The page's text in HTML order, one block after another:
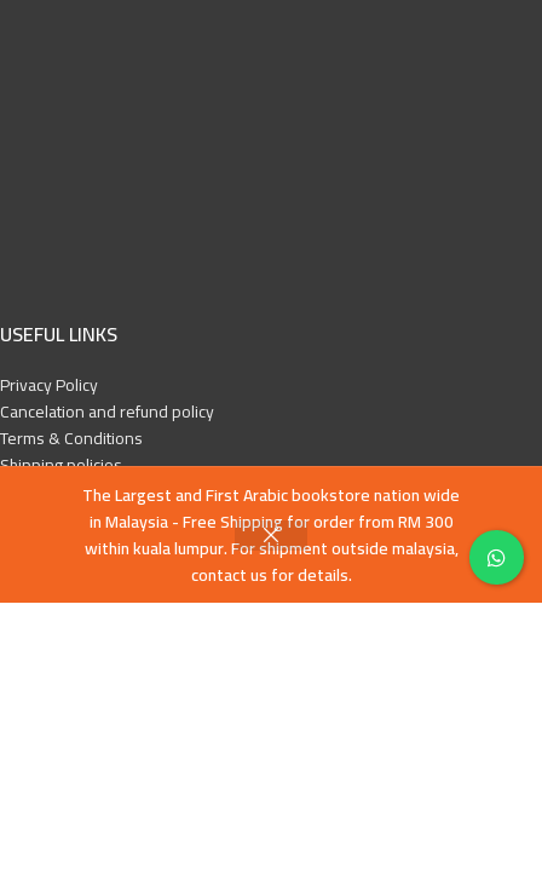
The Largest and First Arabic bookstore nation wide
in Malaysia - Free Shipping for order from RM 300
within kuala lumpur. For shipment outside malaysia,
contact us for details.
USEFUL LINKS
Privacy Policy
Cancelation and refund policy
Terms & Conditions
Shipping policies
Our Sitemap
FOOTER MENU